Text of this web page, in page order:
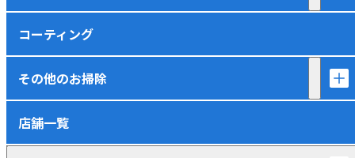
コーティング
その他のお掃除
店舗一覧